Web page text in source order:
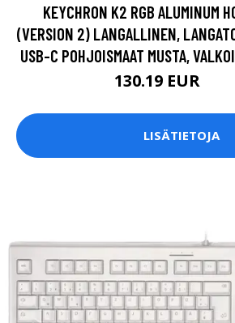
KEYCHRON K2 RGB ALUMINUM
(VERSION 2) LANGALLINEN,
USB-C POHJOISMAAT MUSTA,
130.19 EUR
LISÄTIETOJA